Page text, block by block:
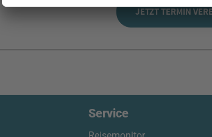
JETZT TERMIN
Service